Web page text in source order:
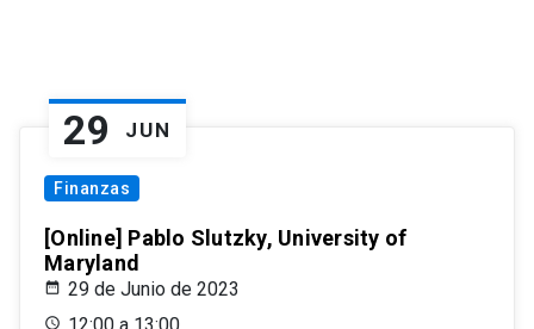
29 JUN
Finanzas
[Online] Pablo Slutzky, University of
Maryland
29 de Junio de 2023